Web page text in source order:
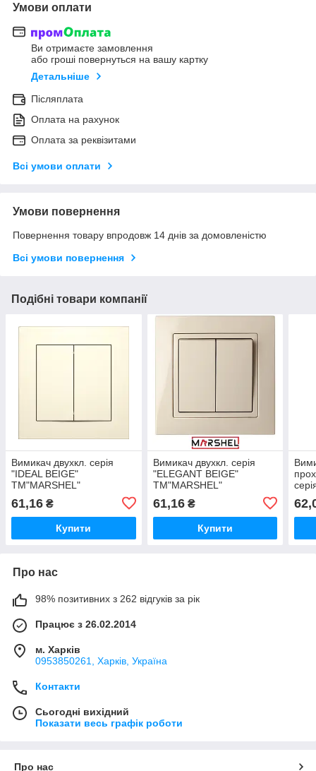
Умови оплати
Ви отримаєте замовлення
або гроші повернуться на вашу картку
Детальніше
Післяплата
Оплата на рахунок
Оплата за реквізитами
Всі умови оплати
Умови повернення
Повернення товару впродовж 14 днів за домовленістю
Всі умови повернення
Подібні товари компанії
Вимикач двухкл. серія
"IDEAL BEIGE"
ТМ"MARSHEL"
61,16 ₴
Купити
Вимикач двухкл. серія
"ELEGANT BEIGE"
ТМ"MARSHEL"
61,16₴
Купити
Про нас
98% позитивних з 262 відгуків за рік
Працює з 26.02.2014
м. Харків
0953850261, Харків, Україна
Контакти
Сьогодні вихідний
Показати весь графік роботи
Про нас